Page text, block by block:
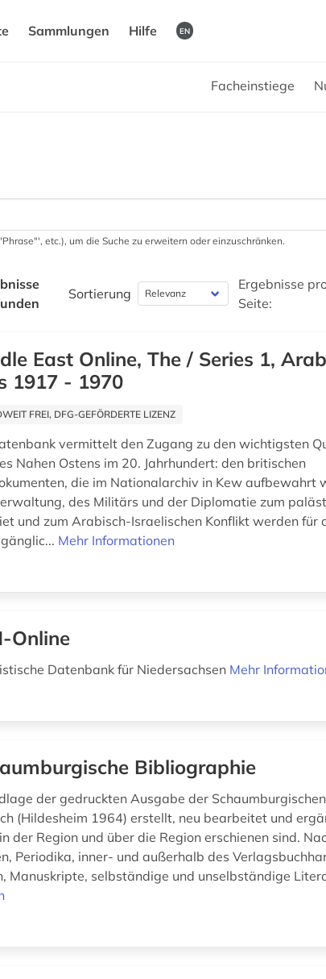
Sammlungen Hilfe EN
Facheinstiege
etc.), um die Suche zu erweitern oder einzuschränken.
Sortierung
Ergebnisse
Seite:
East Online, The / Series 1,
1917 - 1970
FREI, DFG-GEFÖRDERTE LIZENZ
vermittelt den Zugang zu den wichtigsten
Nahen Ostens im 20. Jahrhundert: den britischen
die im Nationalarchiv in Kew aufbewahrt
des Militärs und der Diplomatie zum
und zum Arabisch-Israelischen Konflikt werden für
Mehr Informationen
Online
Datenbank für Niedersachsen Mehr
Bibliographie
der gedruckten Ausgabe der
(Hildesheim 1964) erstellt, neu bearbeitet und
der Region und über die Region erschienen sind.
Periodika, inner- und außerhalb des
Manuskripte, selbständige und unselbständige